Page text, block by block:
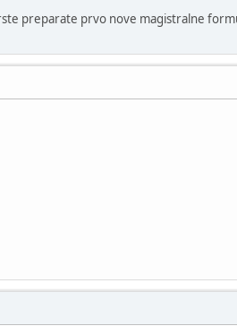
preparate prvo nove magistralne